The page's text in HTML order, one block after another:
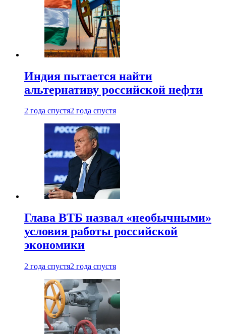
Индия пытается найти
альтернативу российской нефти
2 года спустя2 года спустя
Глава ВТБ назвал «необычными»
условия работы российской
экономики
2 года спустя2 года спустя